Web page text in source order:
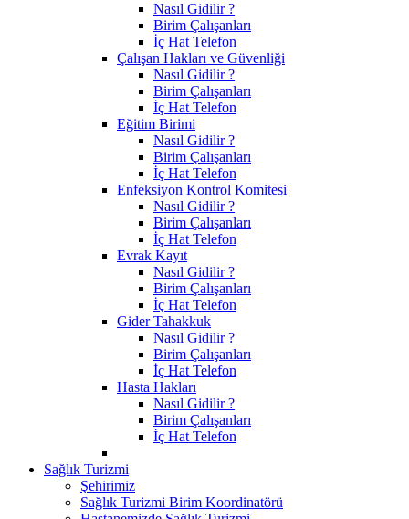
Nasıl Gidilir ?
Birim Çalışanları
İç Hat Telefon
Çalışan Hakları ve Güvenliği
Nasıl Gidilir ?
Birim Çalışanları
İç Hat Telefon
Eğitim Birimi
Nasıl Gidilir ?
Birim Çalışanları
İç Hat Telefon
Enfeksiyon Kontrol Komitesi
Nasıl Gidilir ?
Birim Çalışanları
İç Hat Telefon
Evrak Kayıt
Nasıl Gidilir ?
Birim Çalışanları
İç Hat Telefon
Gider Tahakkuk
Nasıl Gidilir ?
Birim Çalışanları
İç Hat Telefon
Hasta Hakları
Nasıl Gidilir ?
Birim Çalışanları
İç Hat Telefon
Sağlık Turizmi
Şehirimiz
Sağlık Turizmi Birim Koordinatörü